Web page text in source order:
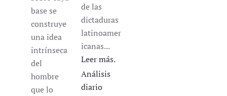
base se
construye
una idea
intrínseca
del
hombre
que lo
de las
dictaduras
latinoamer
icanas...
Leer más.
Análisis
diario